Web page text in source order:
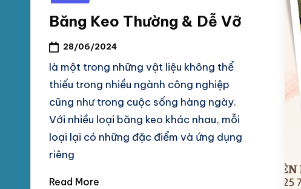
Băng Keo Thường & Dễ Vỡ
28/06/2024
là một trong những vật liệu không thể
thiếu trong nhiều ngành công nghiệp
cũng như trong cuộc sống hàng ngày.
Với nhiều loại băng keo khác nhau, mỗi
loại lại có những đặc điểm và ứng dụng
riêng
Read More